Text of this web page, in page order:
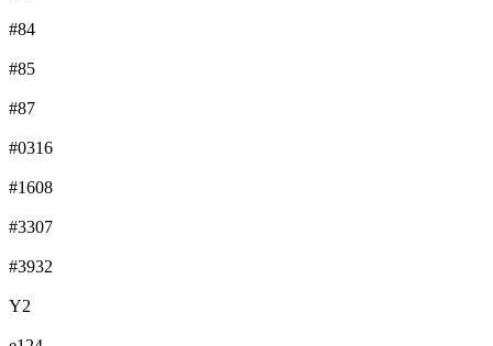
#84
#85
#87
#0316
#1608
#3307
#3932
Y2